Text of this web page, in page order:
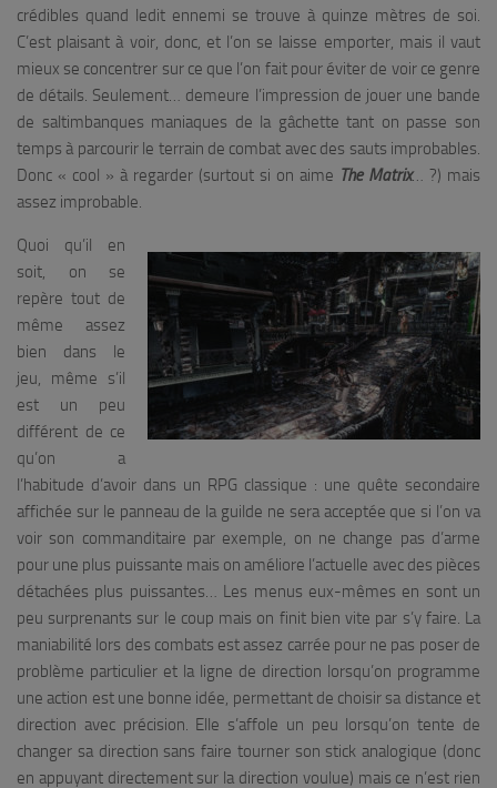
crédibles quand ledit ennemi se trouve à quinze mètres de soi.
C’est plaisant à voir, donc, et l’on se laisse emporter, mais il vaut
mieux se concentrer sur ce que l’on fait pour éviter de voir ce genre
de détails. Seulement… demeure l’impression de jouer une bande
de saltimbanques maniaques de la gâchette tant on passe son
temps à parcourir le terrain de combat avec des sauts improbables.
Donc « cool » à regarder (surtout si on aime The Matrix… ?) mais
assez improbable.
Quoi qu’il en
soit, on se
repère tout de
même assez
bien dans le
jeu, même s’il
est un peu
différent de ce
qu’on a
l’habitude d’avoir dans un RPG classique : une quête secondaire
affichée sur le panneau de la guilde ne sera acceptée que si l’on va
voir son commanditaire par exemple, on ne change pas d’arme
pour une plus puissante mais on améliore l’actuelle avec des pièces
détachées plus puissantes… Les menus eux-mêmes en sont un
peu surprenants sur le coup mais on finit bien vite par s’y faire. La
maniabilité lors des combats est assez carrée pour ne pas poser de
problème particulier et la ligne de direction lorsqu’on programme
une action est une bonne idée, permettant de choisir sa distance et
direction avec précision. Elle s’affole un peu lorsqu’on tente de
changer sa direction sans faire tourner son stick analogique (donc
en appuyant directement sur la direction voulue) mais ce n’est rien